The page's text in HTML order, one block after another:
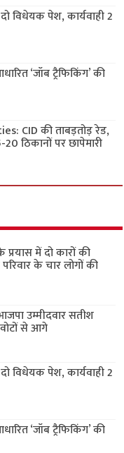
विधेयक पेश, कार्यवाही 2
‘जॉब ट्रैफिकिंग’ की
CID की ताबड़तोड़ रेड,
ठिकानों पर छापेमारी
में दो कारों की
के चार लोगों की
उम्मीदवार सतीश
से आगे
विधेयक पेश, कार्यवाही 2
‘जॉब ट्रैफिकिंग’ की